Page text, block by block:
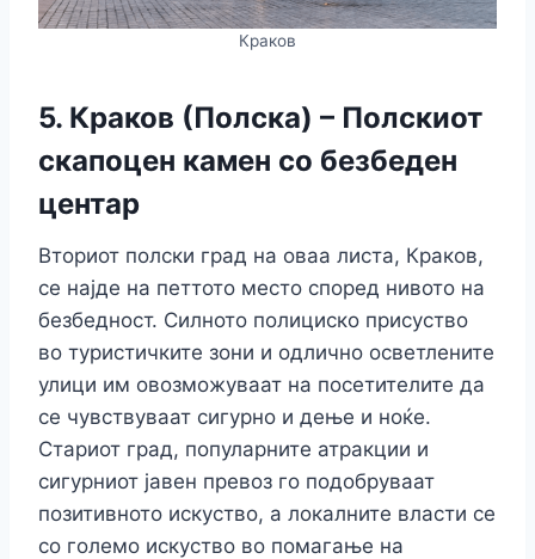
Краков
5. Краков (Полска) – Полскиот
скапоцен камен со безбеден
центар
Вториот полски град на оваа листа, Краков,
се најде на петтото место според нивото на
безбедност. Силното полициско присуство
во туристичките зони и одлично осветлените
улици им овозможуваат на посетителите да
се чувствуваат сигурно и дење и ноќе.
Стариот град, популарните атракции и
сигурниот јавен превоз го подобруваат
позитивното искуство, а локалните власти се
со големо искуство во помагање на